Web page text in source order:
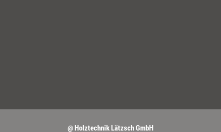
@ Holztechnik Lätzsch GmbH